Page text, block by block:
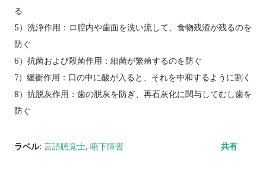
る
5）洗浄作用：ロ腔内や歯面を洗い流して、食物残渣が残るのを
防ぐ
6）抗菌および殺菌作用：細菌が繁殖するのを防ぐ
7）緩衝作用：口の中に酸が入ると、それを中和するように割く
8）抗脱灰作用：歯の脱灰を防ぎ、再石灰化に関与してむし歯を
防ぐ
ラベル: 言語聴覚士 嚥下障害 共有